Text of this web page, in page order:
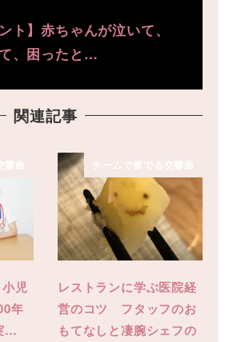
ト】赤ちゃんが泣いて、
、困ったと…
関連記事
曲
小児
年
…
チームで奏でる交響曲
レストランに学ぶ医院経
営のコツ フタッフのお
もてなしと凄腕シェフの